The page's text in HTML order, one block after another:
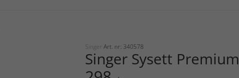
Singer Art. nr: 340578
Singer Sysett Premium